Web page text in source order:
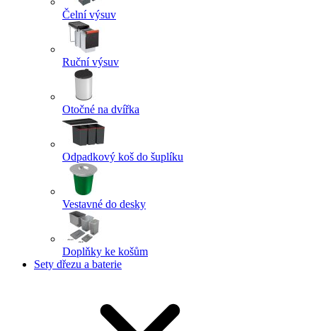
Čelní výsuv
Ruční výsuv
Otočné na dvířka
Odpadkový koš do šuplíku
Vestavné do desky
Doplňky ke košům
Sety dřezu a baterie